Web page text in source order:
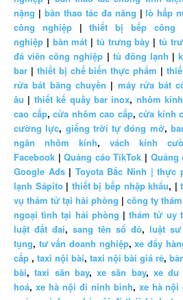
nặng | bàn thao tác đa năng |lò hấp
công nghiệp|thiết bị bếp công
nghiệp | bàn mát | tủ trưng bày | tủ
đá viên công nghiệp | tủ đông lạnh |
bar | thiết bị chế biến thực phẩm |
rửa bát băng chuyền | máy rửa bát
âu | thiết kế quầy bar inox, nhôm
cao cấp, cửa nhôm cao cấp, cửa kính
cường lực, giếng trời tự đóng mở,
ngăn nhôm kính, vách kính
Facebook |Quảng cáo TikTok | Quảng
Google Ads| Toyota Bắc Ninh | thực
lạnh Sápito | thiết bị bếp nhập khẩu, |
vụ thám tử tại hải phòng | công ty
ngoại tình tại hải phòng |thám tử uy
luật đất đai, sang tên sổ đỏ, luật
tụng, tư vấn doanh nghiệp,xe đẩy
cấp , taxi nội bài, taxi nội bài giá rẻ,
bài,taxi sân bay,xe sân bay,xe du
hoá, xe hà nội đi ninh bình, xe hà